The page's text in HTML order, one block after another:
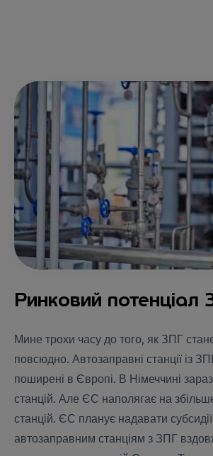
Ринковий потенціал
Мине трохи часу до того, як ЗПГ
повсюдно. Автозаправні станції із
поширені в Європі. В Німеччині
станцій. Але ЄС наполягає на
станцій. ЄС планує надавати
автозаправним станціям з ЗПГ